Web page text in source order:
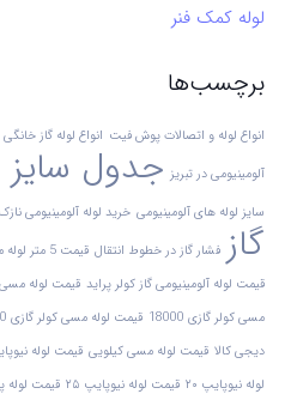
لوله کمک فنر
برچسب‌ها
انواع لوله و اتصالات پوش فیت انواع لوله گاز خانگی
آلومینیومی در تبریز جدول سایز
سایز لوله های آلومینیومی خرید لوله آلومینیومی نازک
گاز فشار گاز در خطوط انتقال قیمت 5 متر لوله مسی کولر گازی
قیمت لوله آلومینیومی گاز کولر پراید قیمت لوله مسی 1/2
مسی کولر گازی 18000
قیمت لوله مسی کولر گازی 24000
دیجی کالا قیمت لوله مسی کیلویی قیمت لوله
لوله نیوپایپ ۲۰
قیمت لوله نیوپایپ ۲۵ قیمت لوله